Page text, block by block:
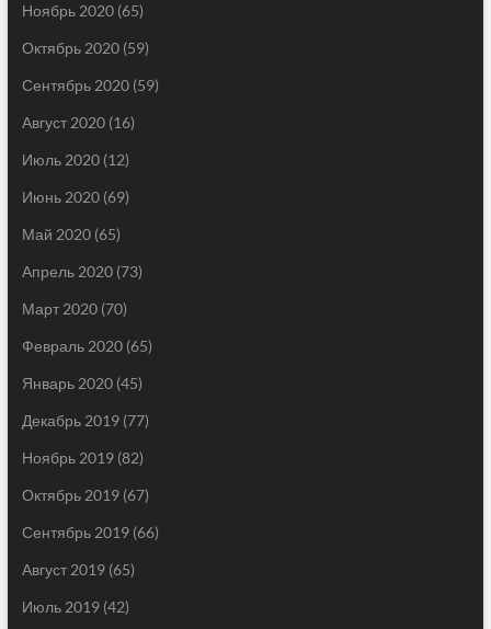
Ноябрь 2020(65)
Октябрь 2020(59)
Сентябрь 2020(59)
Август 2020(16)
Июль 2020(12)
Июнь 2020(69)
Май 2020(65)
Апрель 2020(73)
Март 2020(70)
Февраль 2020(65)
Январь 2020(45)
Декабрь 2019(77)
Ноябрь 2019(82)
Октябрь 2019(67)
Сентябрь 2019(66)
Август 2019(65)
Июль 2019(42)